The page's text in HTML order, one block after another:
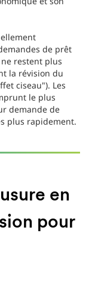
de prêt
restent plus
la révision du
ciseau"). Les
le plus
demande de
plus rapidement.
en
pour